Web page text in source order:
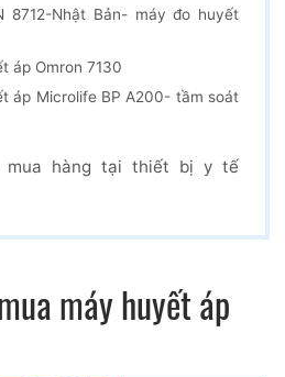
8712-Nhật Bản- máy đo huyết
áp Omron 7130
áp Microlife BP A200- tầm soát
mua hàng tại thiết bị y tế
máy huyết áp